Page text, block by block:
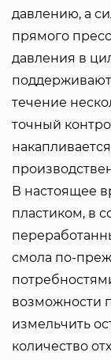
давлению, а
прямого
давления в
течение
точный
В настоящее
пластиком, в
смола по-
возможности
измельчить
количество